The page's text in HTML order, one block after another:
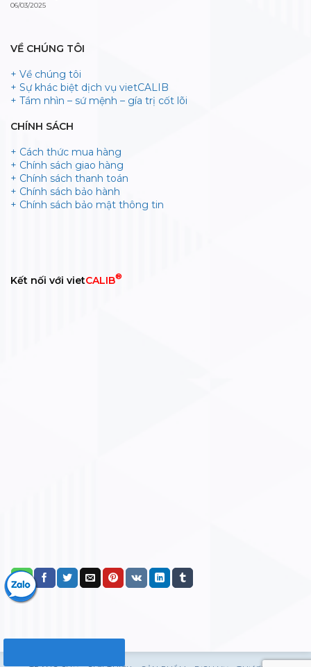
06/03/2025
VỀ CHÚNG TÔI
+ Về chúng tôi
+ Sự khác biệt dịch vụ vietCALIB
+ Tầm nhìn – sứ mệnh – gía trị cốt lõi
CHÍNH SÁCH
+ Cách thức mua hàng
+ Chính sách giao hàng
+ Chính sách thanh toán
+ Chính sách bảo hành
+ Chính sách bảo mật thông tin
Kết nối với vietCALIB®